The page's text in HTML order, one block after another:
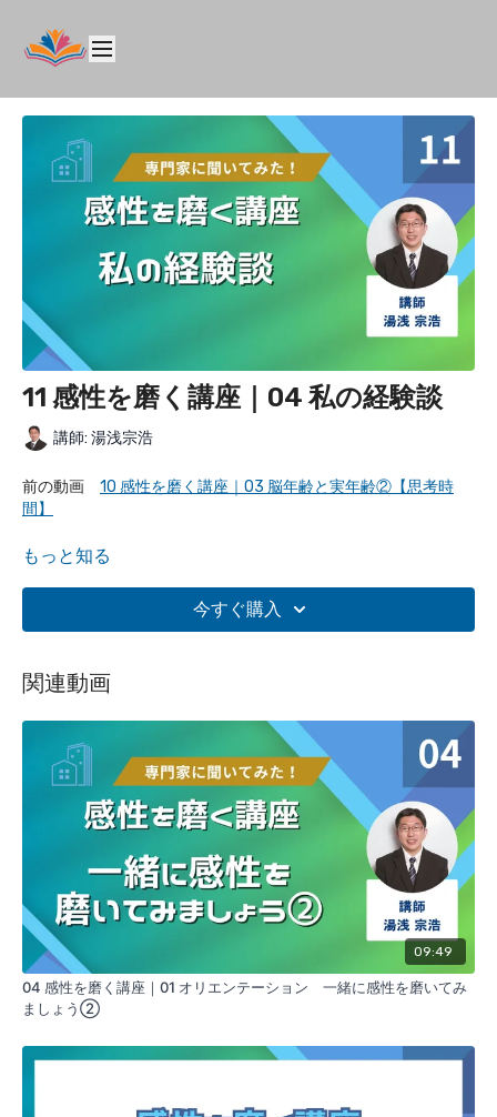
11 感性を磨く講座｜04 私の経験談
講師: 湯浅宗浩
前の動画 10 感性を磨く講座｜03 脳年齢と実年齢②【思考時
間】
再生中 11 感性を磨く講座｜04 私の経験談
12 感性を磨く講座｜05 感性を磨くのに必要なことは
しかし、感性が大切ということがわかっていても、具体的に
どうしたら 良いでしょうか？
本講座では、具体的、実践的な感性の磨き方について解説しま
す。
もっと知る
今すぐ購入
関連動画
09:49
04 感性を磨く講座｜01 オリエンテーション 一緒に感性を磨いてみ
ましょう②